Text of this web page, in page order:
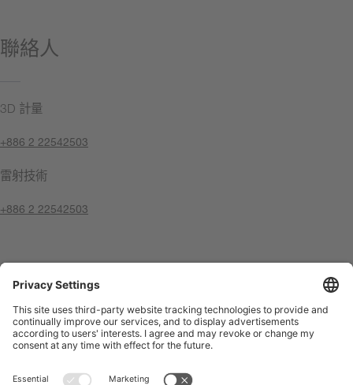
聯絡人
3D 計量
+886 2 22542503
雷射技術
+886 2 22542503